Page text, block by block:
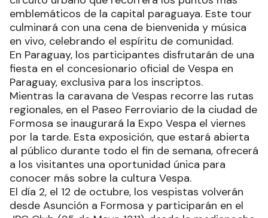
emblemáticos de la capital paraguaya. Este tour
culminará con una cena de bienvenida y música
en vivo, celebrando el espíritu de comunidad.
En Paraguay, los participantes disfrutarán de una
fiesta en el concesionario oficial de Vespa en
Paraguay, exclusiva para los inscriptos.
Mientras la caravana de Vespas recorre las rutas
regionales, en el Paseo Ferroviario de la ciudad de
Formosa se inaugurará la Expo Vespa el viernes
por la tarde. Esta exposición, que estará abierta
al público durante todo el fin de semana, ofrecerá
a los visitantes una oportunidad única para
conocer más sobre la cultura Vespa.
El día 2, el 12 de octubre, los vespistas volverán
desde Asunción a Formosa y participarán en el